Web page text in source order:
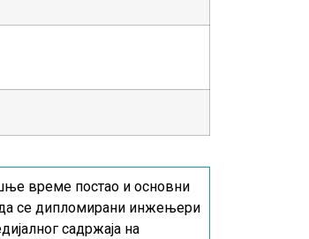
време постао и основни
да се дипломирани инжењери
садржаја на